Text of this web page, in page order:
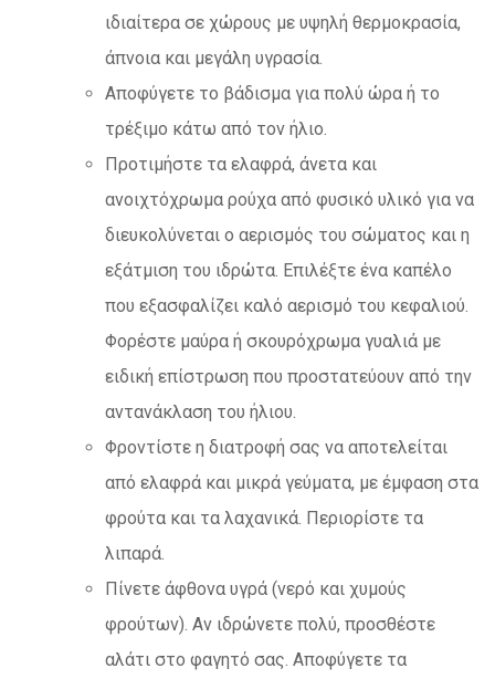
ιδιαίτερα σε χώρους με υψηλή θερμοκρασία,
άπνοια και μεγάλη υγρασία.
Αποφύγετε το βάδισμα για πολύ ώρα ή το
τρέξιμο κάτω από τον ήλιο.
Προτιμήστε τα ελαφρά, άνετα και
ανοιχτόχρωμα ρούχα από φυσικό υλικό για να
διευκολύνεται ο αερισμός του σώματος και η
εξάτμιση του ιδρώτα. Επιλέξτε ένα καπέλο
που εξασφαλίζει καλό αερισμό του κεφαλιού.
Φορέστε μαύρα ή σκουρόχρωμα γυαλιά με
ειδική επίστρωση που προστατεύουν από την
αντανάκλαση του ήλιου.
Φροντίστε η διατροφή σας να αποτελείται
από ελαφρά και μικρά γεύματα, με έμφαση στα
φρούτα και τα λαχανικά. Περιορίστε τα
λιπαρά.
Πίνετε άφθονα υγρά (νερό και χυμούς
φρούτων). Αν ιδρώνετε πολύ, προσθέστε
αλάτι στο φαγητό σας. Αποφύγετε τα